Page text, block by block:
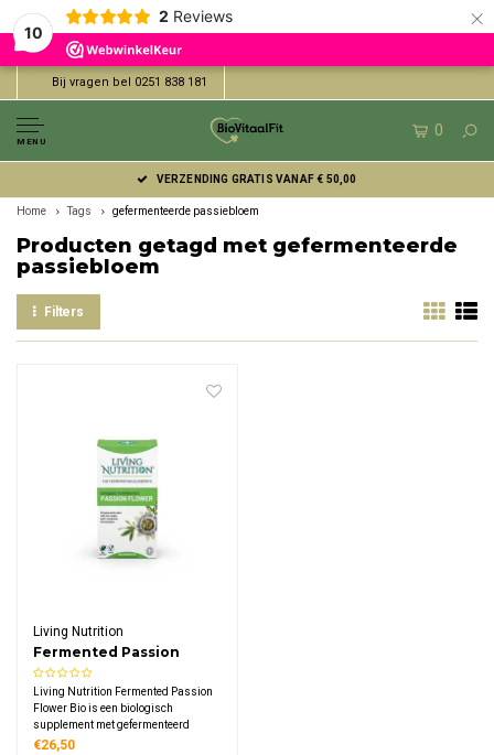
10
2 Reviews ×
Bij vragen bel 0251 838 181
MENU
0
VERZENDING GRATIS VANAF € 50,00
Home Tags gefermenteerde passiebloem
Producten getagd met gefermenteerde
passiebloem
Filters
Living Nutrition
Fermented Passion
Flower Bio
Living Nutrition Fermented Passion
Flower Bio is een biologisch
supplement met gefermenteerd
passiebloemblad. Dankzij de unieke
€26,50